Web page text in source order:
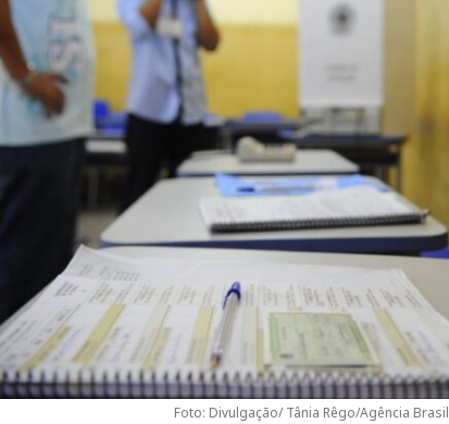
Foto: Divulgação/ Tânia Rêgo/Agência Brasil